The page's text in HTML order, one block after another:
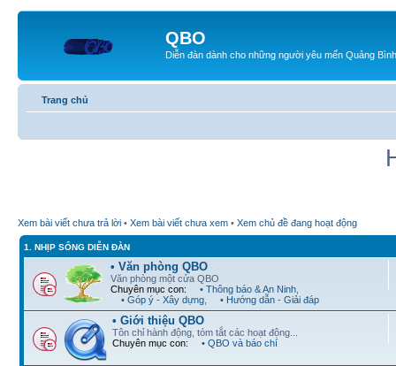
QBO
Diễn đàn dành cho những người yêu mến Quảng Bình
Trang chủ
Xem bài viết chưa trả lời • Xem bài viết chưa xem • Xem chủ đề đang hoạt động
1. NHỊP SỐNG DIỄN ĐÀN
• Văn phòng QBO
Văn phòng một cửa QBO
Chuyên mục con:
• Thông báo & An Ninh
• Góp ý - Xây dựng
• Hướng dẫn - Giải đáp
• Giới thiệu QBO
Tôn chỉ hành động, tóm tắt các hoạt động...
Chuyên mục con:
• QBO và báo chí